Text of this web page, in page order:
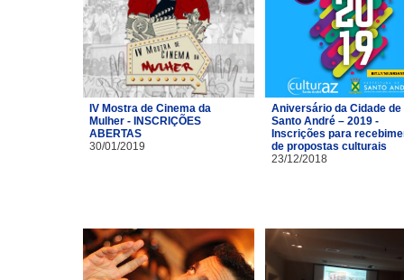
IV Mostra de Cinema da
Mulher - INSCRIÇÕES
ABERTAS
30/01/2019
Aniversário da Cidade de
Santo André – 2019 -
Inscrições para
de propostas culturais
23/12/2018